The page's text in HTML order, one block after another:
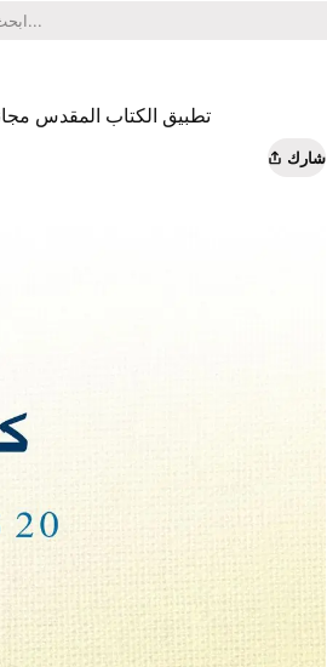
تطبيق الكتاب المقدس
شارك